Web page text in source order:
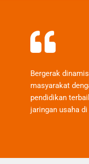
Bergerak
masyarakat
pendidikan
jaringan usaha